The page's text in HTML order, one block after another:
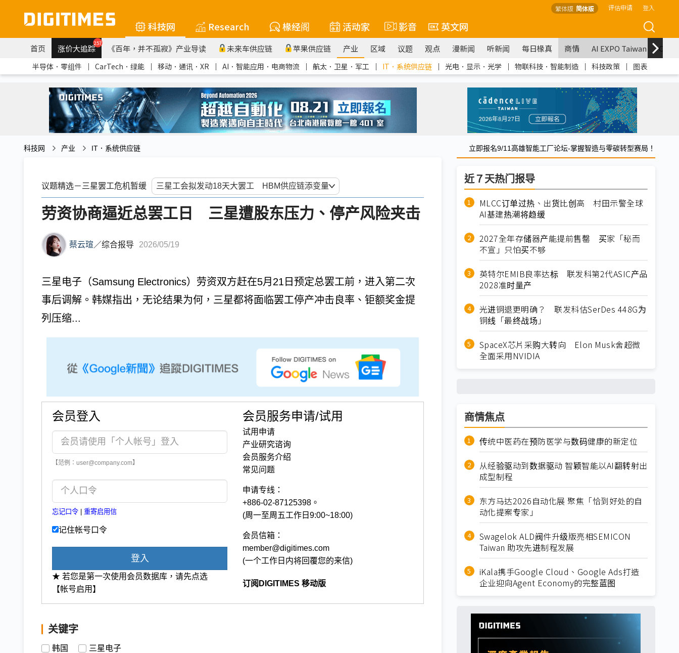
繁体版 简体版 评估申请 登入
科技网 Research 椽经阁 活动家 影音 英文网
首页 涨价大追踪257 《百年，并不孤寂》产业导读 未来车供应链 苹果供应链 产业 区域 议题 观点 漫新闻 听新闻 每日椽真 商情 AI EXPO Taiwan
半导体．零组件 ｜ CarTech．绿能 ｜ 移动．通讯．XR ｜ AI．智能应用．电商物流 ｜ 航太．卫星．军工 ｜ IT．系统供应链 ｜ 光电．显示．光学 ｜ 物联科技．智能制造 ｜ 科技政策 ｜ 图表
科技网 产业 IT．系统供应链 立即报名9/11高雄智能工厂论坛-掌握智造与零碳转型赛局！
议题精选－三星罢工危机暂缓
劳资协商逼近总罢工日 三星遭股东压力、停产风险夹击
蔡云瑄 ／综合报导 2026/05/19
三星电子（Samsung Electronics）劳资双方赶在5月21日预定总罢工前，进入第二次
事后调解。韩媒指出，无论结果为何，三星都将面临罢工停产冲击良率、钜额奖金提
列压缩...
会员登入
【范例：user@company.com】
忘记口令 重寄启用信
记住帐号口令
登入
★ 若您是第一次使用会员数据库，请先点选
【帐号启用】
会员服务申请/试用
试用申请
产业研究谘询
会员服务介绍
常见问题
申请专线：
+886-02-87125398。
(周一至周五工作日9:00~18:00)
会员信箱：
member@digitimes.com
(一个工作日内将回覆您的来信)
订阅DIGITIMES 移动版
关键字
韩国 三星电子
近７天热门报导
MLCC订单过热、出货比创高 村田示警全球
AI基建热潮将趋缓
2027全年存储器产能提前售罄 买家「秘而
不宣」只怕买不够
英特尔EMIB良率达标 联发科第2代ASIC产品
2028准时量产
光进铜退更明确？ 联发科估SerDes 448G为
铜线「最终战场」
SpaceX芯片采购大转向 Elon Musk舍超微
全面采用NVIDIA
商情焦点
传统中医药在预防医学与数码健康的新定位
从经验驱动到数据驱动 智颖智能以AI翻转射出
成型制程
东方马达2026自动化展 聚焦「恰到好处的自
动化提案专家」
Swagelok ALD阀件升级版亮相SEMICON
Taiwan 助攻先进制程发展
iKala携手Google Cloud、Google Ads打造
企业迎向Agent Economy的完整蓝图